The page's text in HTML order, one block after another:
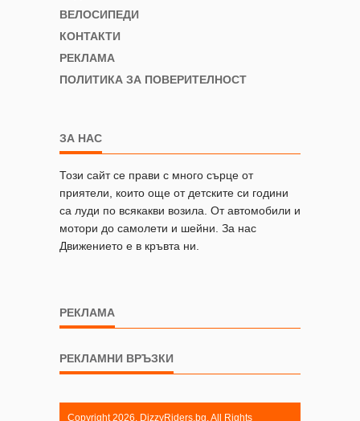
ВЕЛОСИПЕДИ
КОНТАКТИ
РЕКЛАМА
ПОЛИТИКА ЗА ПОВЕРИТЕЛНОСТ
ЗА НАС
Този сайт се прави с много сърце от
приятели, които още от детските си години
са луди по всякакви возила. От автомобили и
мотори до самолети и шейни. За нас
Движението е в кръвта ни.
РЕКЛАМА
РЕКЛАМНИ ВРЪЗКИ
Copyright 2026. DizzyRiders.bg. All Rights